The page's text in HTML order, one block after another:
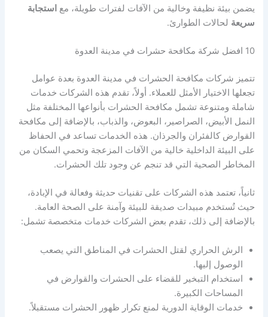
يضمن بيئة نظيفة وخالية من الآفات لفترات طويلة، مع استجابة
سريعة لحالات الطوارئ.
10 افضل شركة مكافحة حشرات في مدينة العدوة
تتميز شركات مكافحة الحشرات في مدينة العدوة بعدة عوامل
تجعلها الاختيار الأمثل للعملاء. أولاً، تقدم هذه الشركات خدمات
شاملة ومتنوعة تشمل مكافحة الحشرات بأنواعها المختلفة مثل
النمل الأبيض، الصراصير، البعوض، والذباب، بالإضافة إلى مكافحة
القوارض كالفئران والجرذان. هذه الخدمات تساعد في الحفاظ
على البيئة الداخلية خالية من الآفات المزعجة وتحمي السكان من
المخاطر الصحية التي قد تنجم عن وجود تلك الحشرات.
ثانياً، تعتمد هذه الشركات على تقنيات حديثة وفعالة في الإبادة،
حيث تُستخدم مبيدات صديقة للبيئة وآمنة على الصحة العامة.
بالإضافة إلى ذلك، تقدم بعض الشركات خدمات متخصصة تشمل:
الرش الحراري لقتل الحشرات في المناطق التي يصعب
الوصول إليها.
استخدام التبخير للقضاء على الحشرات والقوارض في
المساحات الكبيرة.
خدمات الوقاية الدورية لمنع تكرار ظهور الحشرات مستقبلاً.